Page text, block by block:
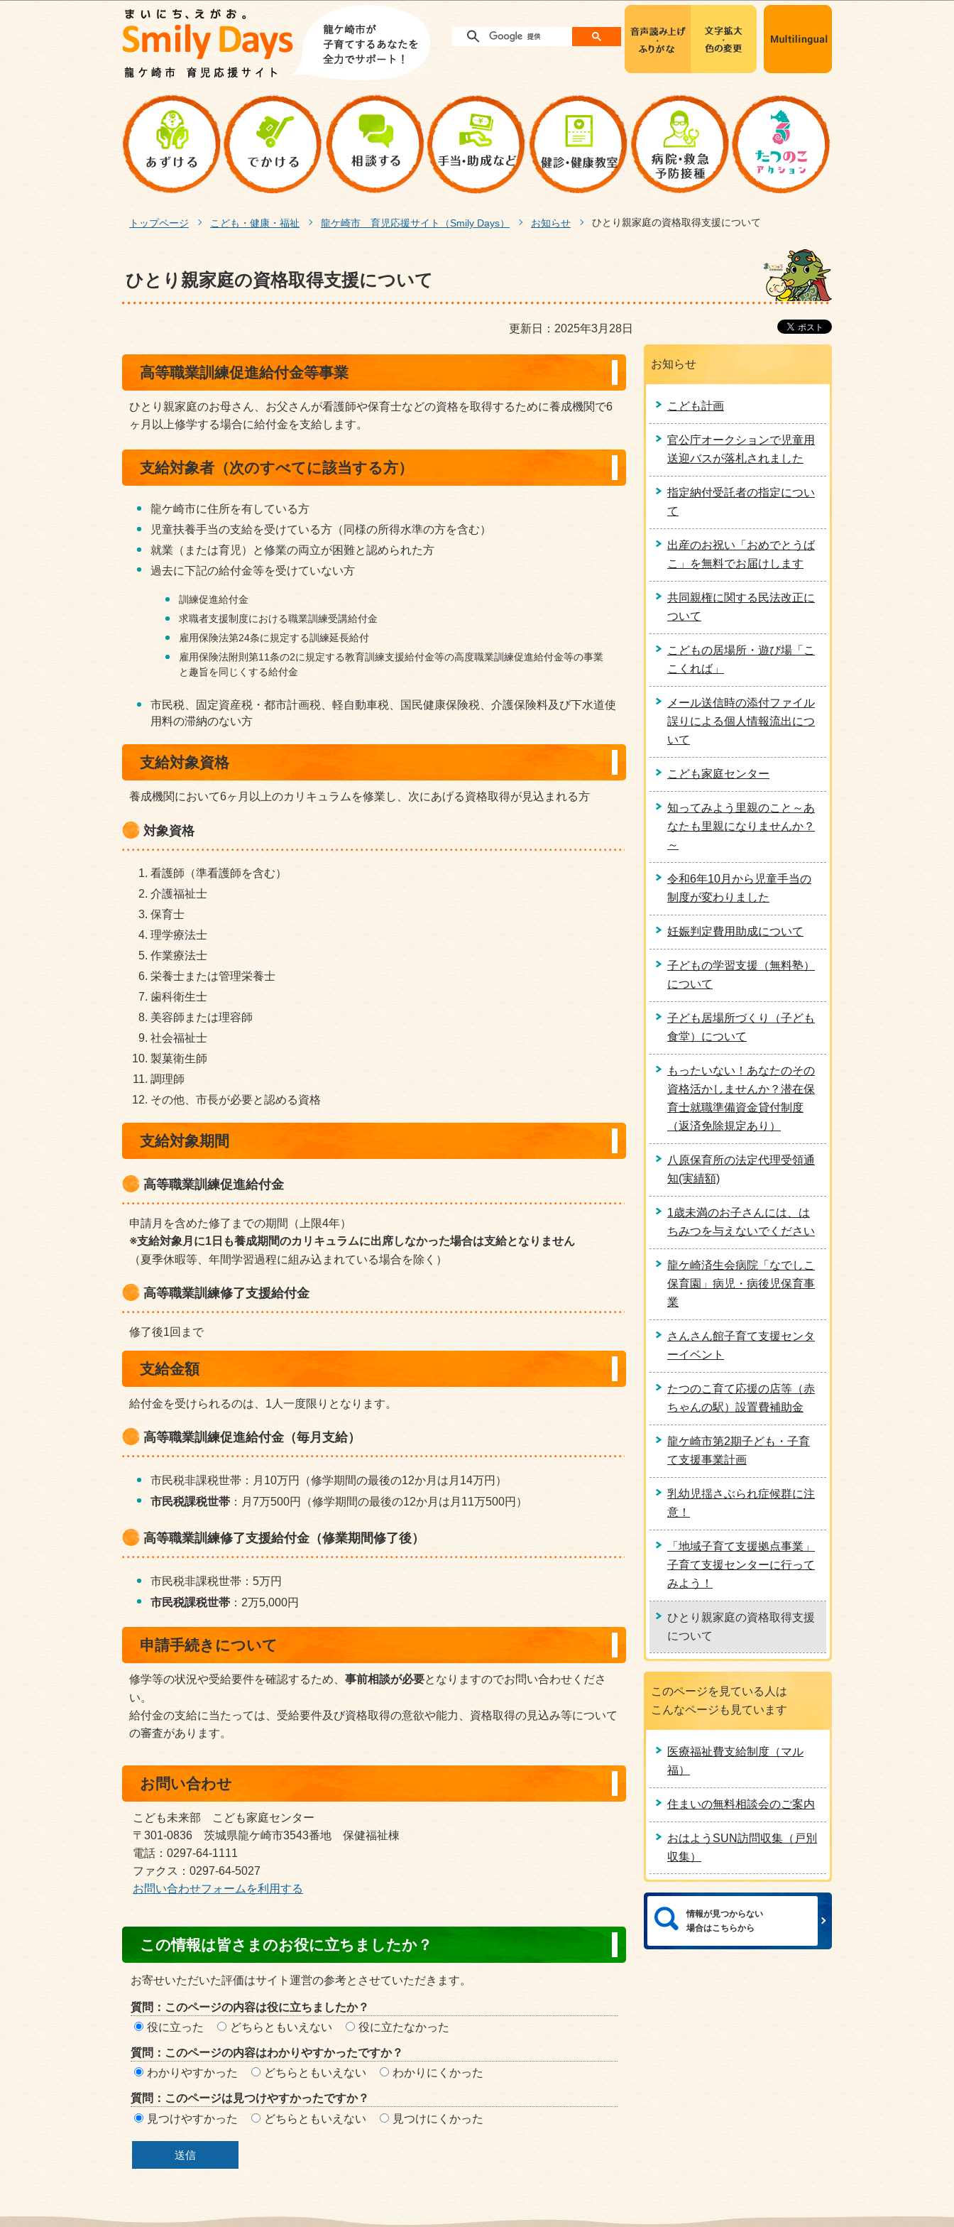
このページの本文へ移動
トップページ こども・健康・福祉 龍ケ崎市 育児応援サイト（Smily Days） お知らせ ひとり親家庭の資格取得支援について
ひとり親家庭の資格取得支援について
更新日：2025年3月28日
高等職業訓練促進給付金等事業
ひとり親家庭のお母さん、お父さんが看護師や保育士などの資格を取得するために養成機関で6
ヶ月以上修学する場合に給付金を支給します。
支給対象者（次のすべてに該当する方）
龍ケ崎市に住所を有している方
児童扶養手当の支給を受けている方（同様の所得水準の方を含む）
就業（または育児）と修業の両立が困難と認められた方
過去に下記の給付金等を受けていない方
訓練促進給付金
求職者支援制度における職業訓練受講給付金
雇用保険法第24条に規定する訓練延長給付
雇用保険法附則第11条の2に規定する教育訓練支援給付金等の高度職業訓練促進給付金等の事業
と趣旨を同じくする給付金
市民税、固定資産税・都市計画税、軽自動車税、国民健康保険税、介護保険料及び下水道使
用料の滞納のない方
支給対象資格
養成機関において6ヶ月以上のカリキュラムを修業し、次にあげる資格取得が見込まれる方
対象資格
看護師（準看護師を含む）
介護福祉士
保育士
理学療法士
作業療法士
栄養士または管理栄養士
歯科衛生士
美容師または理容師
社会福祉士
製菓衛生師
調理師
その他、市長が必要と認める資格
支給対象期間
高等職業訓練促進給付金
申請月を含めた修了までの期間（上限4年）
※支給対象月に1日も養成期間のカリキュラムに出席しなかった場合は支給となりません
（夏季休暇等、年間学習過程に組み込まれている場合を除く）
高等職業訓練修了支援給付金
修了後1回まで
支給金額
給付金を受けられるのは、1人一度限りとなります。
高等職業訓練促進給付金（毎月支給）
市民税非課税世帯：月10万円（修学期間の最後の12か月は月14万円）
市民税課税世帯 ：月7万500円（修学期間の最後の12か月は月11万500円）
高等職業訓練修了支援給付金（修業期間修了後）
市民税非課税世帯：5万円
市民税課税世帯 ：2万5,000円
申請手続きについて
修学等の状況や受給要件を確認するため、 事前相談が必要となりますのでお問い合わせくださ
い。
給付金の支給に当たっては、受給要件及び資格取得の意欲や能力、資格取得の見込み等について
の審査があります。
お問い合わせ
こども未来部 こども家庭センター
〒301-0836 茨城県龍ケ崎市3543番地 保健福祉棟
電話：0297-64-1111
ファクス：0297-64-5027
お問い合わせフォームを利用する
ン
テ
ン
ツ
価
リ
ア
この情報は皆さまのお役に立ちましたか？
お寄せいただいた評価はサイト運営の参考とさせていただきます。
質問：このページの内容は役に立ちましたか？
役に立った
どちらともいえない 役に立たなかった
質問：このページの内容はわかりやすかったですか？
わかりやすかった
どちらともいえない わかりにくかった
質問：このページは見つけやすかったですか？
見つけやすかった
どちらともいえない 見つけにくかった
お知らせ
こども計画
官公庁オークションで児童用
送迎バスが落札されました
指定納付受託者の指定につい
て
出産のお祝い「おめでとうば
こ」を無料でお届けします
共同親権に関する民法改正に
ついて
こどもの居場所・遊び場「こ
こくれば」
メール送信時の添付ファイル
誤りによる個人情報流出につ
いて
こども家庭センター
知ってみよう里親のこと～あ
なたも里親になりませんか？
～
令和6年10月から児童手当の
制度が変わりました
妊娠判定費用助成について
子どもの学習支援（無料塾）
について
子ども居場所づくり（子ども
食堂）について
もったいない！あなたのその
資格活かしませんか？潜在保
育士就職準備資金貸付制度
（返済免除規定あり）
八原保育所の法定代理受領通
知(実績額)
1歳未満のお子さんには、は
ちみつを与えないでください
龍ケ崎済生会病院「なでしこ
保育園」病児・病後児保育事
業
さんさん館子育て支援センタ
ーイベント
たつのこ育て応援の店等（赤
ちゃんの駅）設置費補助金
龍ケ崎市第2期子ども・子育
て支援事業計画
乳幼児揺さぶられ症候群に注
意！
「地域子育て支援拠点事業」
子育て支援センターに行って
みよう！
ひとり親家庭の資格取得支援
について
このページを見ている人は
こんなページも見ています
医療福祉費支給制度（マル
福）
住まいの無料相談会のご案内
おはようSUN訪問収集（戸別
収集）
情報が見つからない
場合はこちらから